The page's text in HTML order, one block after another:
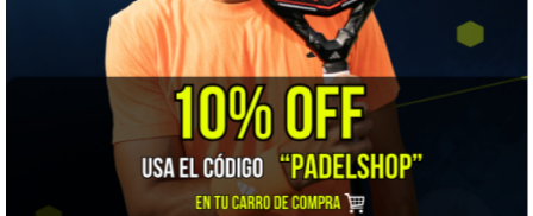
La medida más segura para un partido completo o un
entrenamiento largo: no te obliga a rellenar a mitad de
camino.
Con aislamiento térmico
Si juegas al sol o en verano, el aislamiento es lo que
marca la diferencia entre agua fresca en el tercer set y